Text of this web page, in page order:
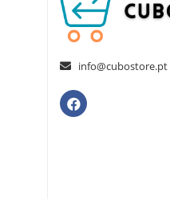
info@cubostore.pt